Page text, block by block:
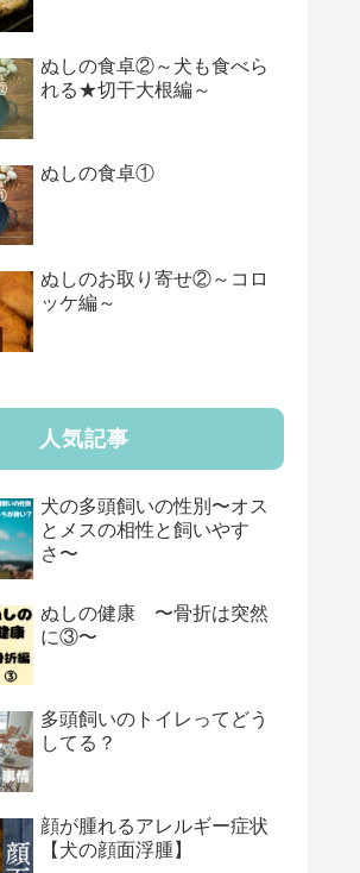
ぬしの食卓②～犬も食べら
れる★切干大根編～
ぬしの食卓①
ぬしのお取り寄せ②～コロ
ッケ編～
人気記事
犬の多頭飼いの性別〜オス
とメスの相性と飼いやす
さ〜
ぬしの健康 〜骨折は突然
に③〜
多頭飼いのトイレってどう
してる？
顔が腫れるアレルギー症状
【犬の顔面浮腫】